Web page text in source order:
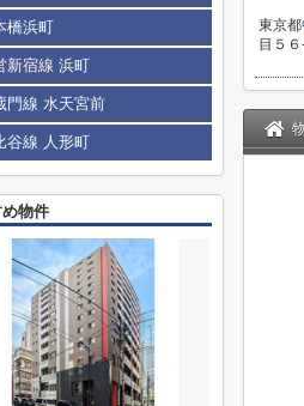
東京都
目５６
橋浜町
新宿線 浜町
門線 水天宮前
谷線 人形町
物件